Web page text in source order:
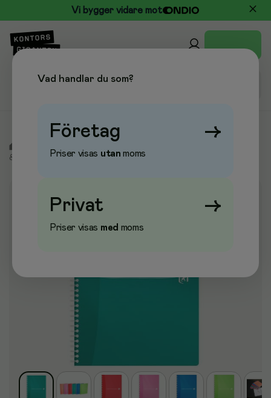
Vi bygger vidare mot
& Anteckningsböcker/Anteckningsbok Spiralbunden
Vad handlar du som?
Företag →
Priser visas utan moms
Privat →
Priser visas med moms